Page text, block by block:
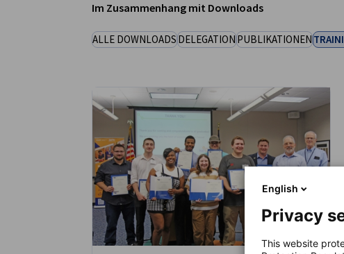
Im Zusammenhang mit Downloads
ALLE DOWNLOADSDELEGATIONPUBLIKATIONEN
English
Privacy
This website